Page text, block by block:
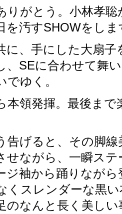
りがとう。 小林孝聡
を汚すSHOWをしま
に、手にした大扇子
SEに合わせて舞
でゆく。
本領発揮。最後ま
告げると、その脚
せながら、一瞬ス
ジ袖から踊りながら
くスレンダーな黒
のなんと長く美し